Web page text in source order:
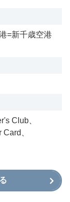
=新千歳空港
Club、
、